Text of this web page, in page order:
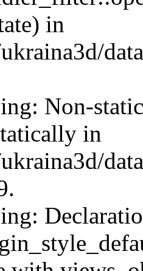
in
Non-
in